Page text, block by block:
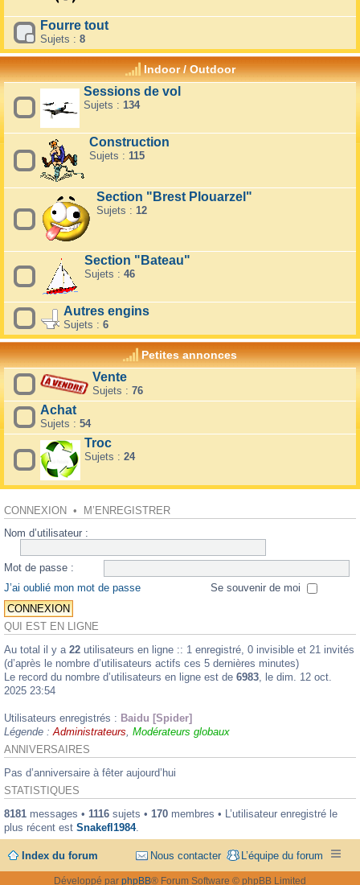
Fourre tout
Sujets : 8
Indoor / Outdoor
Sessions de vol
Sujets : 134
Construction
Sujets : 115
Section "Brest Plouarzel"
Sujets : 12
Section "Bateau"
Sujets : 46
Autres engins
Sujets : 6
Petites annonces
Vente
Sujets : 76
Achat
Sujets : 54
Troc
Sujets : 24
CONNEXION • M’ENREGISTRER
Nom d’utilisateur :
Mot de passe :
J’ai oublié mon mot de passe
Se souvenir de moi
QUI EST EN LIGNE
Au total il y a 22 utilisateurs en ligne :: 1 enregistré, 0 invisible et 21 invités
(d’après le nombre d’utilisateurs actifs ces 5 dernières minutes)
Le record du nombre d’utilisateurs en ligne est de 6983, le dim. 12 oct.
2025 23:54
Utilisateurs enregistrés : Baidu [Spider]
Légende :Administrateurs, Modérateurs globaux
ANNIVERSAIRES
Pas d’anniversaire à fêter aujourd’hui
STATISTIQUES
8181 messages • 1116 sujets • 170 membres • L’utilisateur enregistré le
plus récent est Snakefl1984.
Index du forum L’équipe du forum
Nous contacter
Développé par phpBB® Forum Software © phpBB Limited